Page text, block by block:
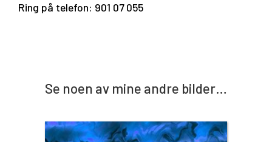
Ring på telefon: 901 07 055
Se noen av mine andre bilder…